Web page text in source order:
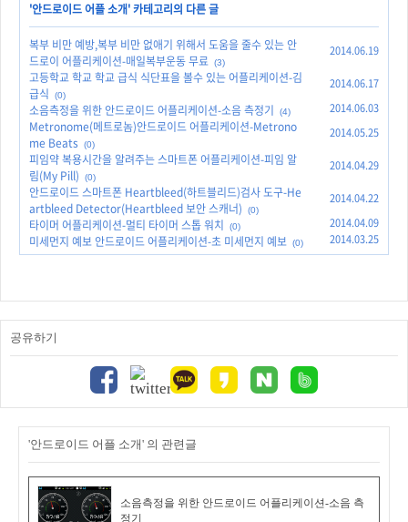
'안드로이드 어플 소개' 카테고리의 다른 글
복부 비만 예방,복부 비만 없애기 위해서 도움을 줄수 있는 안
드로이 어플리케이션-매일복부운동 무료 (3)
2014.06.19
고등학교 학교 학교 급식 식단표을 볼수 있는 어플리케이션-김
급식
(0)
2014.06.17
소음측정을 위한 안드로이드 어플리케이션-소음 측정기 (4) 2014.06.03
Metronome(메트로놈)안드로이드 어플리케이션-Metrono
me Beats
(0)
2014.05.25
피임약 복용시간을 알려주는 스마트폰 어플리케이션-피임 알
림(My Pill)
(0)
2014.04.29
안드로이드 스마트폰 Heartbleed(하트블리드)검사 도구-He
artbleed Detector(Heartbleed 보안 스캐너)
(0)
2014.04.22
타이머 어플리케이션-멀티 타이머 스톱 워치 (0) 2014.04.09
미세먼지 예보 안드로이드 어플리케이션-초 미세먼지 예보 (0) 2014.03.25
공유하기
'안드로이드 어플 소개' 의 관련글
소음측정을 위한 안드로이드 어플리케이션-소음 측
정기